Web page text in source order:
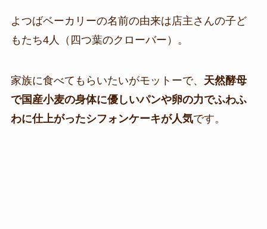
よつばベーカリーの名前の由来は店主さんの子ど
もたち4人（四つ葉のクローバー）。
家族に食べてもらいたいがモットーで、 天然酵母
で国産小麦の身体に優しいパンや卵の力でふわふ
わに仕上がったシフォンケーキが人気です。